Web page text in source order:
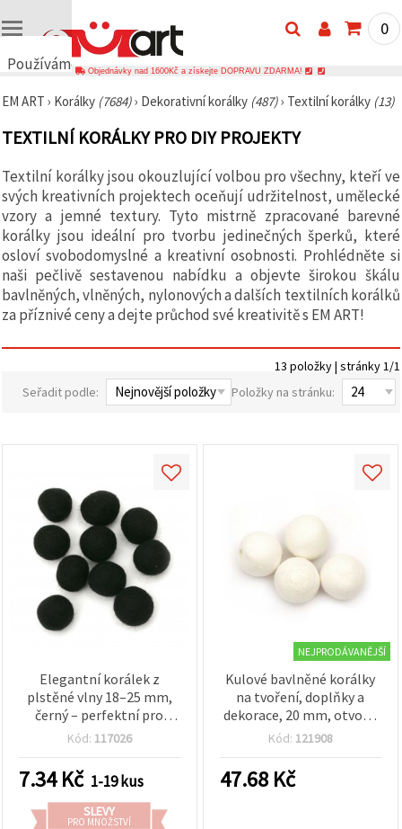
Používáme
🍪
cookies a
abychom
zajistili
správné
fungování
webu,
zlepšili vaše
prostředí
při jeho
používání a
s vaším
souhlasem
návštěvnost
relevantnější
analýzu a
marketing.
Můžete
souhlasit s
cookies
kliknutím
můžete
uvést své
preference v
Nastavení
typu
cookies a
kliknutím
na tlačítko
"Uložit"
0
Objednávky nad 1600Kč a získejte DOPRAVU ZDARMA!
EM ART › Korálky (7684)› Dekorativní korálky (487)› Textilní korálky (13)
TEXTILNÍ KORÁLKY PRO DIY PROJEKTY
Textilní korálky jsou okouzlující volbou pro všechny, kteří ve
svých kreativních projektech oceňují udržitelnost, umělecké
vzory a jemné textury. Tyto mistrně zpracované barevné
korálky jsou ideální pro tvorbu jedinečných šperků, které
osloví svobodomyslné a kreativní osobnosti. Prohlédněte si
naši pečlivě sestavenou nabídku a objevte širokou škálu
bavlněných, vlněných, nylonových a dalších textilních korálků
za příznivé ceny a dejte průchod své kreativitě s EM ART!
13 položky | stránky 1/1
Seřadit podle:
Položky na stránku:
Elegantní korálek z
plstěné vlny 18–25 mm,
černý – perfektní pro
šperky, tvoření, dekorace
Kód: 117026
7.34Kč 1-19 kus
SLEVY
PRO MNOŽSTVÍ
NEJPRODÁVANĚJŠÍ
Kulové bavlněné korálky
na tvoření, doplňky a
dekorace, 20 mm, otvor 4
mm, bílé – 25 ks
Kód: 121908
47.68 Kč